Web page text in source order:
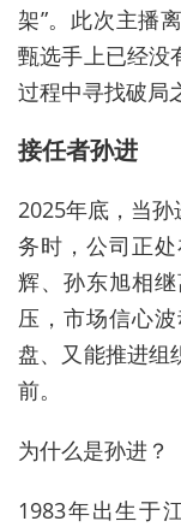
架”。此次主播
甄选手上已经没
过程中寻找破局
接任者孙进
2025年底，当孙
务时，公司正
辉、孙东旭相
压，市场信心
盘、又能推进组
前。
为什么是孙进？
1983年出生于